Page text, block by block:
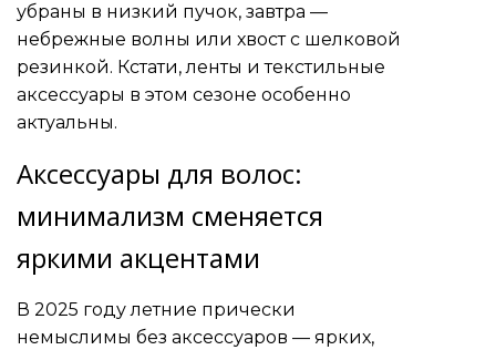
убраны в низкий пучок, завтра —
небрежные волны или хвост с шелковой
резинкой. Кстати, ленты и текстильные
аксессуары в этом сезоне особенно
актуальны.
Аксессуары для волос:
минимализм сменяется
яркими акцентами
В 2025 году летние прически
немыслимы без аксессуаров — ярких,